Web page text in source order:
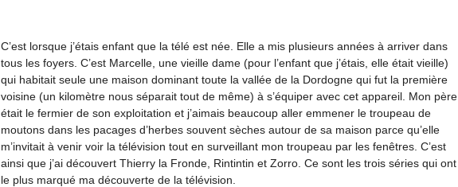
C’est lorsque j’étais enfant que la télé est née. Elle a mis plusieurs années à arriver dans
tous les foyers. C’est Marcelle, une vieille dame (pour l’enfant que j’étais, elle était vieille)
qui habitait seule une maison dominant toute la vallée de la Dordogne qui fut la première
voisine (un kilomètre nous séparait tout de même) à s’équiper avec cet appareil. Mon père
était le fermier de son exploitation et j’aimais beaucoup aller emmener le troupeau de
moutons dans les pacages d’herbes souvent sèches autour de sa maison parce qu’elle
m’invitait à venir voir la télévision tout en surveillant mon troupeau par les fenêtres. C’est
ainsi que j’ai découvert Thierry la Fronde, Rintintin et Zorro. Ce sont les trois séries qui ont
le plus marqué ma découverte de la télévision.